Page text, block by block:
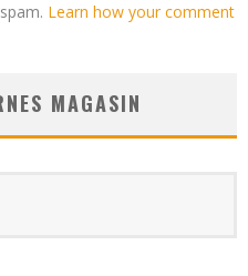
Learn how your comment
MAGASIN